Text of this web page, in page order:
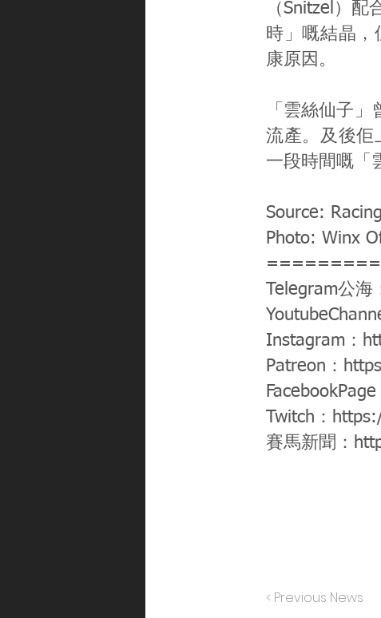
（Snitzel）
時」嘅結晶，
康原因。
「雲絲仙子
流產。及後佢
一段時間嘅「
Source:
Photo: Winx
Telegram公海
Instagram：
Patreon：
FacebookPage
Twitch：
賽馬新聞：
< Previous News